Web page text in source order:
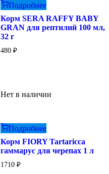
Подробнее
Корм SERA RAFFY BABY
GRAN для рептилий 100 мл,
32 г
480 ₽
Нет в наличии
Подробнее
Корм FIORY Tartaricca
гаммарус для черепах 1 л
1710 ₽